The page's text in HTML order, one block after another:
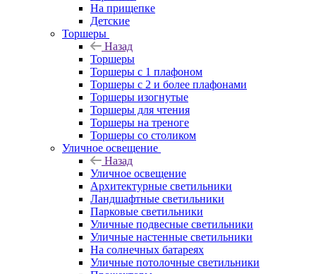
На прищепке
Детские
Торшеры
Назад
Торшеры
Торшеры с 1 плафоном
Торшеры с 2 и более плафонами
Торшеры изогнутые
Торшеры для чтения
Торшеры на треноге
Торшеры со столиком
Уличное освещение
Назад
Уличное освещение
Архитектурные светильники
Ландшафтные светильники
Парковые светильники
Уличные подвесные светильники
Уличные настенные светильники
На солнечных батареях
Уличные потолочные светильники